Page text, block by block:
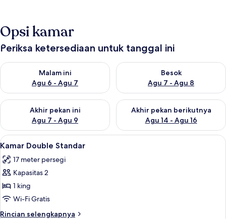
Opsi kamar
Periksa ketersediaan untuk tanggal ini
Malam ini
Agu 6 - Agu 7
Periksa ketersediaan untuk malam ini Agu 6 - Agu 7
Besok
Agu 7 - Agu 8
Periksa ketersediaan untuk
Akhir pekan ini
Agu 7 - Agu 9
Periksa ketersediaan untuk akhir pekan ini Agu 7 - Agu 9
Akhir pekan berikutnya
Agu 14 - Agu 16
Periksa ketersediaan untuk
Lihat
semua
foto
untuk
Kamar
Double
Standar
Kamar Double Standar | Brankas,
2
Kamar Double Standar
17 meter persegi
Kapasitas 2
1 king
Wi-Fi Gratis
Rincian selengkapnya
Rincian